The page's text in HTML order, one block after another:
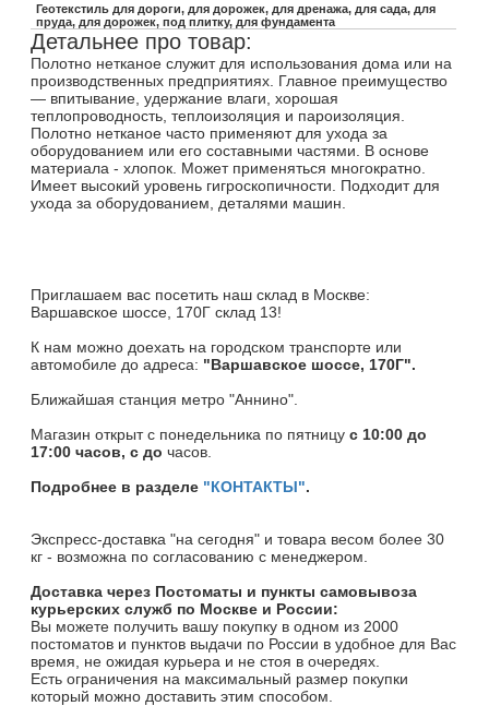
Геотекстиль для дороги, для дорожек, для дренажа, для сада, для
пруда, для дорожек, под плитку, для фундамента
Детальнее про товар:
Полотно нетканое служит для использования дома или на
производственных предприятиях. Главное преимущество
— впитывание, удержание влаги, хорошая
теплопроводность, теплоизоляция и пароизоляция.
Полотно нетканое часто применяют для ухода за
оборудованием или его составными частями. В основе
материала - хлопок. Может применяться многократно.
Имеет высокий уровень гигроскопичности. Подходит для
ухода за оборудованием, деталями машин.
Приглашаем вас посетить наш склад в Москве:
Варшавское шоссе, 170Г склад 13!
К нам можно доехать на городском транспорте или
автомобиле до адреса: "Варшавское шоссе, 170Г".
Ближайшая станция метро "Аннино".
Магазин открыт c понедельника по пятницу с 10:00 до
17:00 часов, с до часов.
Подробнее в разделе "КОНТАКТЫ".
Экспресс-доставка "на сегодня" и товара весом более 30
кг - возможна по согласованию с менеджером.
Доставка через Постоматы и пункты самовывоза
курьерских служб по Москве и России:
Вы можете получить вашу покупку в одном из 2000
постоматов и пунктов выдачи по России в удобное для Вас
время, не ожидая курьера и не стоя в очередях.
Есть ограничения на максимальный размер покупки
который можно доставить этим способом.